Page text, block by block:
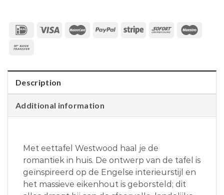
Description
Additional information
Met eettafel Westwood haal je de
romantiek in huis. De ontwerp van de tafel is
geïnspireerd op de Engelse interieurstijl en
het massieve eikenhout is geborsteld; dit